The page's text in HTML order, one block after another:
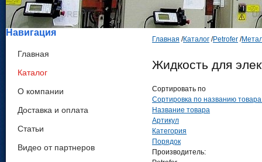
Навигация
Главная
Каталог
О компании
Доставка и оплата
Статьи
Видео от партнеров
Главная /Каталог /Petrofer /
Жидкость для
Сортировать по
Сортировка по названию
Название товара
Артикул
Категория
Порядок
Производитель: